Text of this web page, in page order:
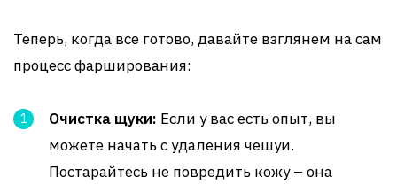
Теперь, когда все готово, давайте взглянем на сам
процесс фарширования:
Очистка щуки: Если у вас есть опыт, вы
можете начать с удаления чешуи.
Постарайтесь не повредить кожу – она